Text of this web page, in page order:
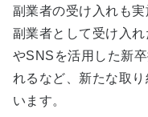
副業者の受け入れも
副業者として受け入
やSNSを活用した新
れるなど、新たな取
います。